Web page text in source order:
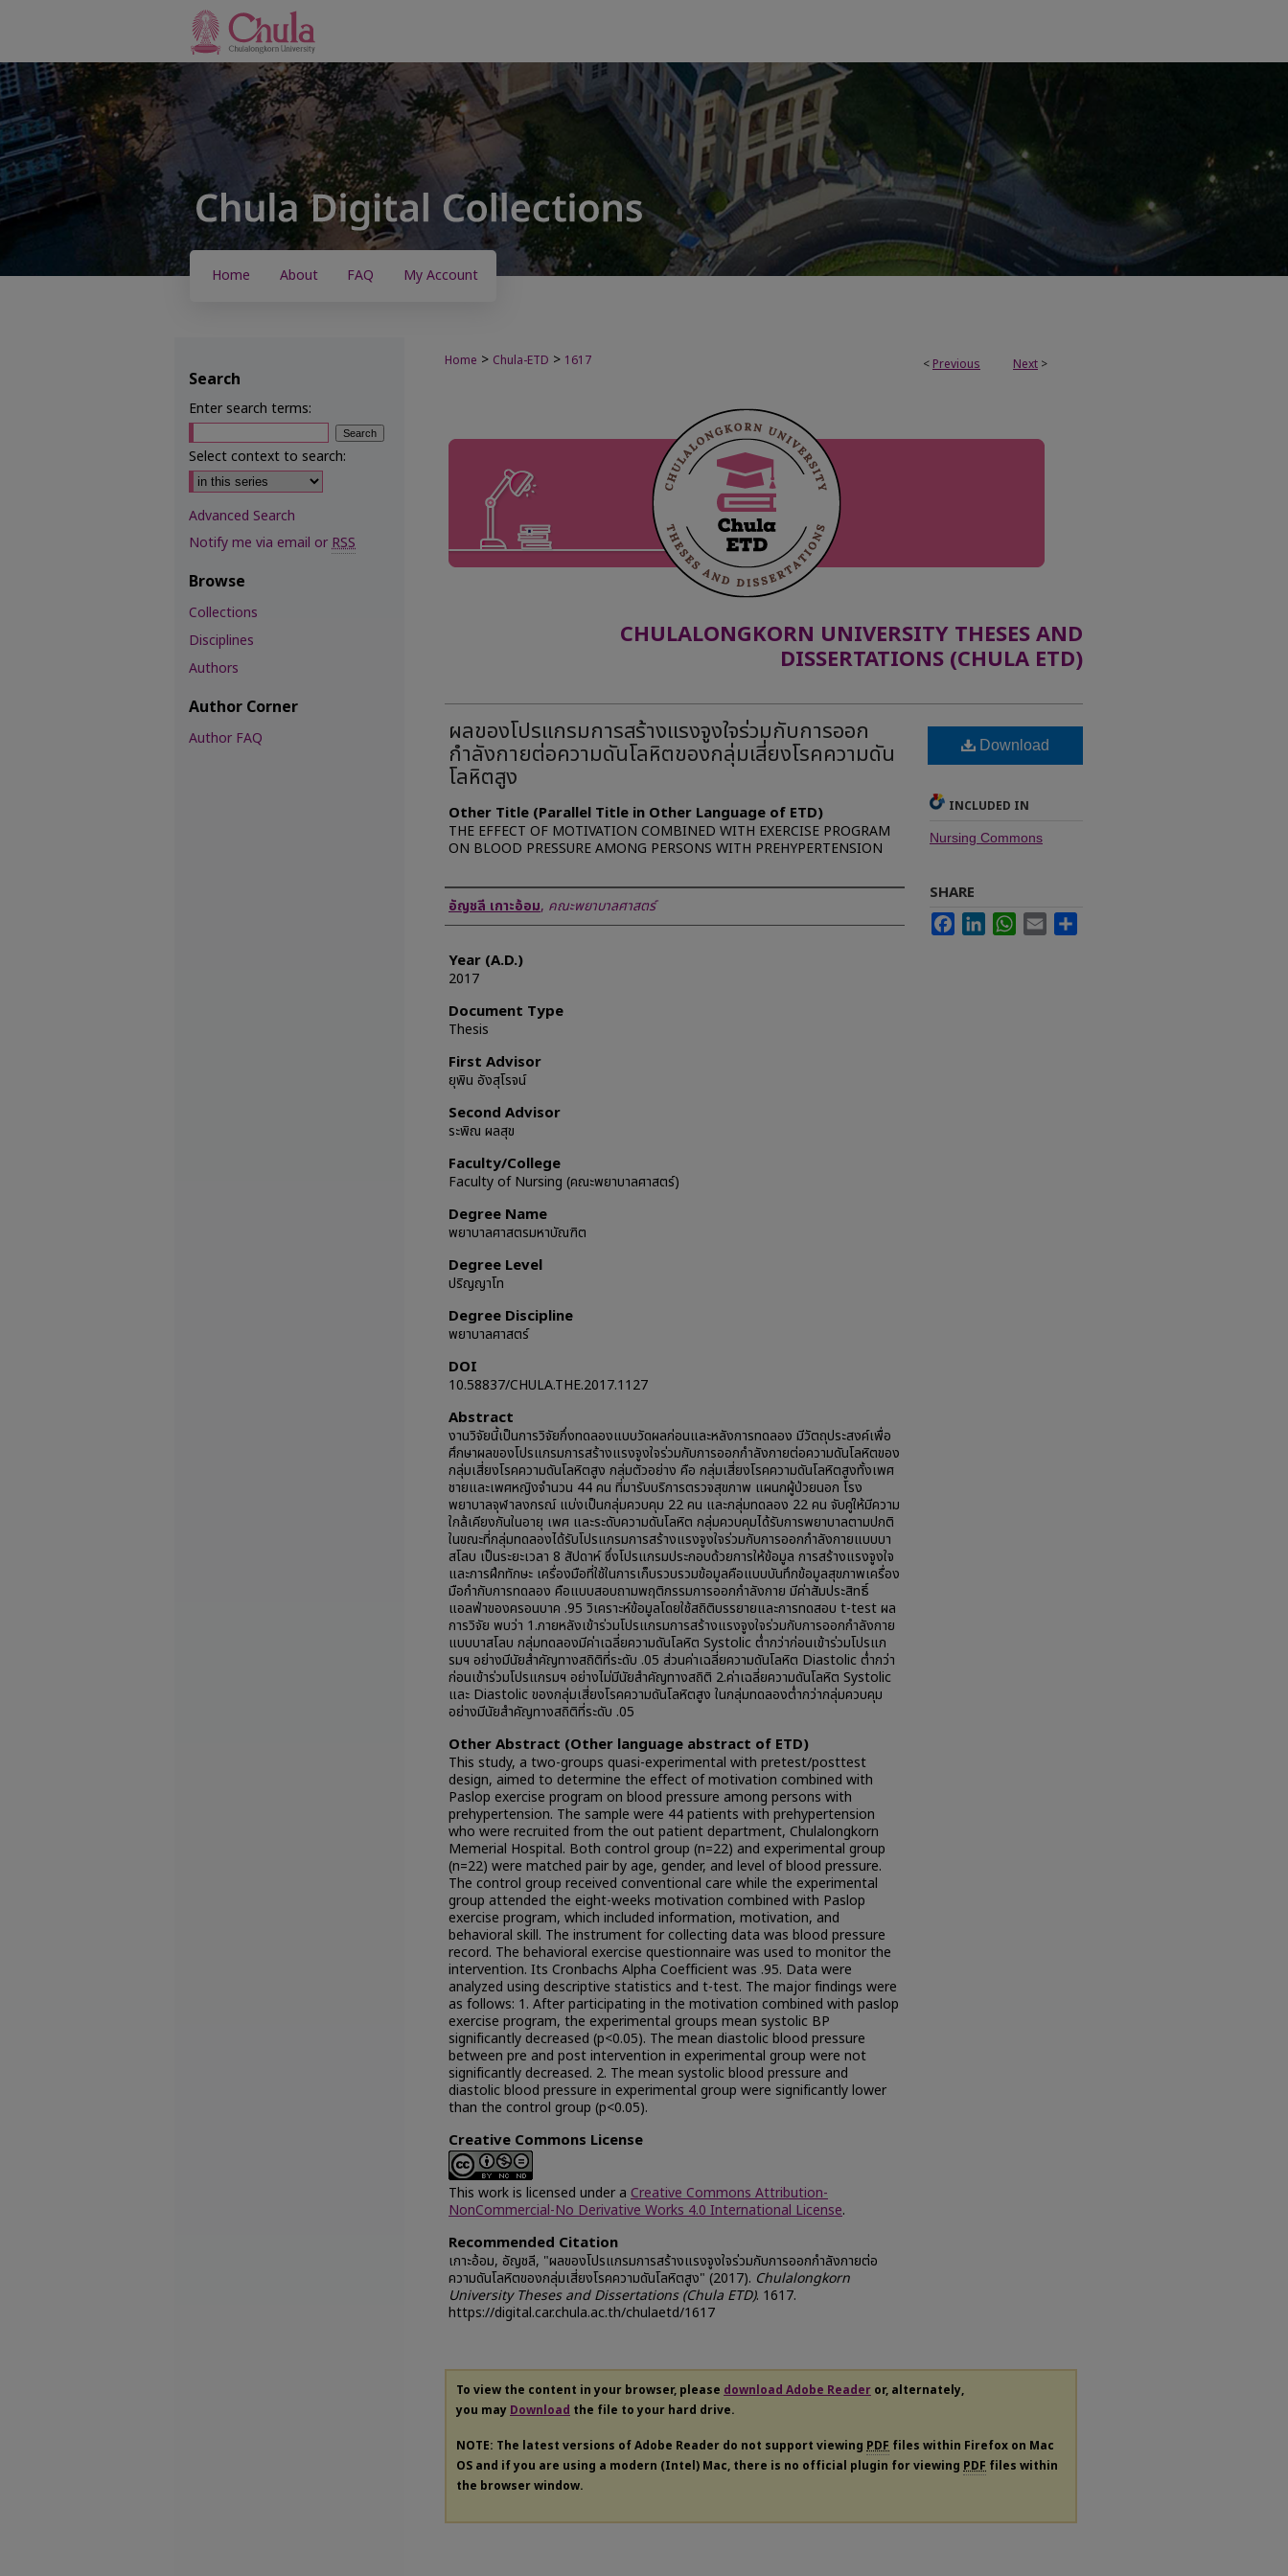
Home About FAQ My Account
< Previous Next >
Home > Chula-ETD > 1617
CHULALONGKORN UNIVERSITY THESES AND
DISSERTATIONS (CHULA ETD)
ผลของโปรแกรมการสร้างแรงจูงใจร่วมกับการออก
กำลังกายต่อความดันโลหิตของกลุ่มเสี่ยงโรคความดัน
โลหิตสูง
Other Title (Parallel Title in Other Language of ETD)
THE EFFECT OF MOTIVATION COMBINED WITH EXERCISE PROGRAM
ON BLOOD PRESSURE AMONG PERSONS WITH PREHYPERTENSION
Author
อัญชลี เกาะอ้อม, คณะพยาบาลศาสตร์
Year (A.D.)
2017
Document Type
Thesis
First Advisor
ยุพิน อังสุโรจน์
Second Advisor
ระพิณ ผลสุข
Faculty/College
Faculty of Nursing (คณะพยาบาลศาสตร์)
Degree Name
พยาบาลศาสตรมหาบัณฑิต
Degree Level
ปริญญาโท
Degree Discipline
พยาบาลศาสตร์
DOI
10.58837/CHULA.THE.2017.1127
Abstract
งานวิจัยนี้เป็นการวิจัยกึ่งทดลองแบบวัดผลก่อนและหลังการทดลอง มีวัตถุประสงค์เพื่อ
ศึกษาผลของโปรแกรมการสร้างแรงจูงใจร่วมกับการออกกำลังกายต่อความดันโลหิตของ
กลุ่มเสี่ยงโรคความดันโลหิตสูง กลุ่มตัวอย่าง คือ กลุ่มเสี่ยงโรคความดันโลหิตสูงทั้งเพศ
ชายและเพศหญิงจำนวน 44 คน ที่มารับบริการตรวจสุขภาพ แผนกผู้ป่วยนอก โรง
พยาบาลจุฬาลงกรณ์ แบ่งเป็นกลุ่มควบคุม 22 คน และกลุ่มทดลอง 22 คน จับคู่ให้มีความ
ใกล้เคียงกันในอายุ เพศ และระดับความดันโลหิต กลุ่มควบคุมได้รับการพยาบาลตามปกติ
ในขณะที่กลุ่มทดลองได้รับโปรแกรมการสร้างแรงจูงใจร่วมกับการออกกำลังกายแบบบา
สโลบ เป็นระยะเวลา 8 สัปดาห์ ซึ่งโปรแกรมประกอบด้วยการให้ข้อมูล การสร้างแรงจูงใจ
และการฝึกทักษะ เครื่องมือที่ใช้ในการเก็บรวบรวมข้อมูลคือแบบบันทึกข้อมูลสุขภาพเครื่อง
มือกำกับการทดลอง คือแบบสอบถามพฤติกรรมการออกกำลังกาย มีค่าสัมประสิทธิ์
แอลฟ่าของครอนบาค .95 วิเคราะห์ข้อมูลโดยใช้สถิติบรรยายและการทดสอบ t-test ผล
การวิจัย พบว่า 1.ภายหลังเข้าร่วมโปรแกรมการสร้างแรงจูงใจร่วมกับการออกกำลังกาย
แบบบาสโลบ กลุ่มทดลองมีค่าเฉลี่ยความดันโลหิต Systolic ต่ำกว่าก่อนเข้าร่วมโปรแก
รมฯ อย่างมีนัยสำคัญทางสถิติที่ระดับ .05 ส่วนค่าเฉลี่ยความดันโลหิต Diastolic ต่ำกว่า
ก่อนเข้าร่วมโปรแกรมฯ อย่างไม่มีนัยสำคัญทางสถิติ 2.ค่าเฉลี่ยความดันโลหิต Systolic
และ Diastolic ของกลุ่มเสี่ยงโรคความดันโลหิตสูง ในกลุ่มทดลองต่ำกว่ากลุ่มควบคุม
อย่างมีนัยสำคัญทางสถิติที่ระดับ .05
Other Abstract (Other language abstract of ETD)
This study, a two-groups quasi-experimental with pretest/posttest
design, aimed to determine the effect of motivation combined with
Paslop exercise program on blood pressure among persons with
prehypertension. The sample were 44 patients with prehypertension
who were recruited from the out patient department, Chulalongkorn
Memerial Hospital. Both control group (n=22) and experimental group
(n=22) were matched pair by age, gender, and level of blood pressure.
The control group received conventional care while the experimental
group attended the eight-weeks motivation combined with Paslop
exercise program, which included information, motivation, and
behavioral skill. The instrument for collecting data was blood pressure
record. The behavioral exercise questionnaire was used to monitor the
intervention. Its Cronbachs Alpha Coefficient was .95. Data were
analyzed using descriptive statistics and t-test. The major findings were
as follows: 1. After participating in the motivation combined with paslop
exercise program, the experimental groups mean systolic BP
significantly decreased (p<0.05). The mean diastolic blood pressure
between pre and post intervention in experimental group were not
significantly decreased. 2. The mean systolic blood pressure and
diastolic blood pressure in experimental group were significantly lower
than the control group (p<0.05).
Creative Commons License
This work is licensed under a Creative Commons Attribution-
NonCommercial-No Derivative Works 4.0 International License.
Recommended Citation
เกาะอ้อม, อัญชลี, "ผลของโปรแกรมการสร้างแรงจูงใจร่วมกับการออกกำลังกายต่อ
ความดันโลหิตของกลุ่มเสี่ยงโรคความดันโลหิตสูง" (2017). Chulalongkorn
University Theses and Dissertations (Chula ETD). 1617.
https://digital.car.chula.ac.th/chulaetd/1617
Download
INCLUDED IN
Nursing Commons
SHARE
FacebookLinkedInWhatsApp
Email
To view the content in your browser, please download Adobe Reader or, alternately,
you may Download the file to your hard drive.
NOTE: The latest versions of Adobe Reader do not support viewing PDF files within Firefox on Mac
OS and if you are using a modern (Intel) Mac, there is no official plugin for viewing PDF files within
the browser window.
Search
Enter search terms:
Select context to search:
Advanced Search
Notify me via email orRSS
Browse
Collections
Disciplines
Authors
Author Corner
Author FAQ